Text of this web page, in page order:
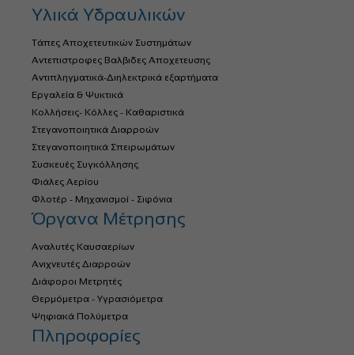
Υλικά Υδραυλικών
Τάπες Αποχετευτικών Συστημάτων
Αντεπιστροφες Βαλβιδες Αποχετευσης
Αντιπληγματικά-Διηλεκτρικά εξαρτήματα
Εργαλεία & Ψυκτικά
Κολλήσεις- Κόλλες - Καθαριστικά
Στεγανοποιητικά Διαρροών
Στεγανοποιητικά Σπειρωμάτων
Συσκευές Συγκόλλησης
Φιάλες Αερίου
Φλοτέρ - Μηχανισμοί - Σιφόνια
Όργανα Μέτρησης
Αναλυτές Καυσαερίων
Ανιχνευτές Διαρροών
Διάφοροι Μετρητές
Θερμόμετρα - Υγρασιόμετρα
Ψηφιακά Πολύμετρα
Πληροφορίες